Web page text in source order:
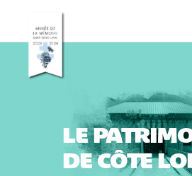
LE
DE CÔTE